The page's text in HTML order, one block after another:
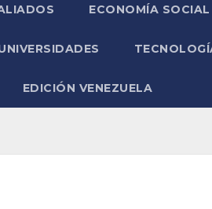
ECONOMÍA SOCIAL
EDICIÓN VENEZUELA